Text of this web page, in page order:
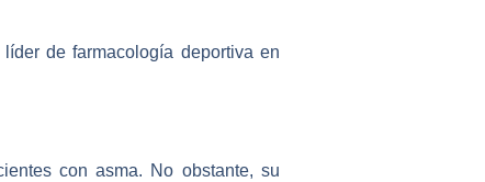
de farmacología deportiva en
con asma. No obstante, su